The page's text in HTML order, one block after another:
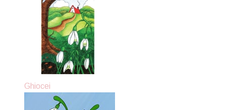
Ghiocei